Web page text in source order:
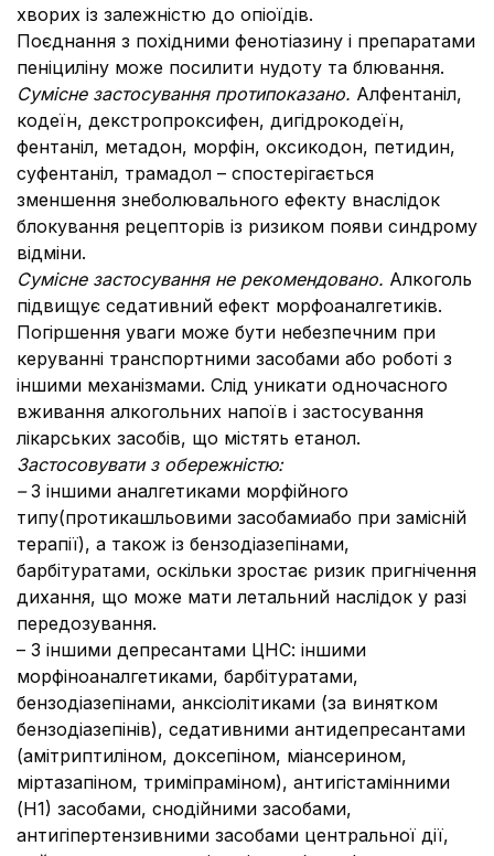
хворих із залежністю до опіоїдів.
Поєднання з похідними фенотіазину і препаратами
пеніциліну може посилити нудоту та блювання.
Сумісне застосування протипоказано. Алфентаніл,
кодеїн, декстропроксифен, дигідрокодеїн,
фентаніл, метадон, морфін, оксикодон, петидин,
суфентаніл, трамадол – спостерігається
зменшення знеболювального ефекту внаслідок
блокування рецепторів із ризиком появи синдрому
відміни.
Сумісне застосування не рекомендовано. Алкоголь
підвищує седативний ефект морфоаналгетиків.
Погіршення уваги може бути небезпечним при
керуванні транспортними засобами або роботі з
іншими механізмами. Слід уникати одночасного
вживання алкогольних напоїв і застосування
лікарських засобів, що містять етанол.
Застосовувати з обережністю:
–З іншими аналгетиками морфійного
типу(протикашльовими засобамиабо при замісній
терапії), а також із бензодіазепінами,
барбітуратами, оскільки зростає ризик пригнічення
дихання, що може мати летальний наслідок у разі
передозування.
– З іншими депресантами ЦНС: іншими
морфіноаналгетиками, барбітуратами,
бензодіазепінами, анксіолітиками (за винятком
бензодіазепінів), седативними антидепресантами
(амітриптиліном, доксепіном, міансерином,
міртазапіном, триміпраміном), антигістамінними
(Н1) засобами, снодійними засобами,
антигіпертензивними засобами центральної дії,